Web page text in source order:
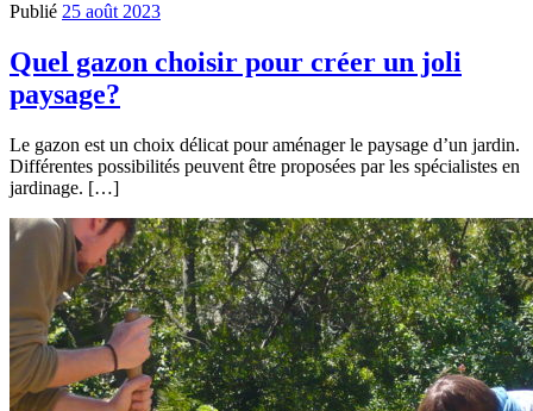
Publié 25 août 2023
Quel gazon choisir pour créer un joli
paysage?
Le gazon est un choix délicat pour aménager le paysage d’un jardin.
Différentes possibilités peuvent être proposées par les spécialistes en
jardinage. […]